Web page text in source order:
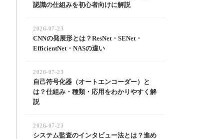
認識の仕組みを初心者向けに解説
CNNの発展形とは？ResNet・SENet・
EfficientNet・NASの違い
2026-07-23
自己符号化器（オートエンコーダー）と
は？仕組み・種類・応用をわかりやすく解
説
2026-07-23
システム監査のインタビュー法とは？進め
2026-07-23